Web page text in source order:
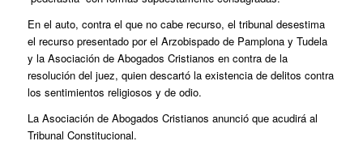
En el auto, contra el que no cabe recurso, el tribunal desestima
el recurso presentado por el Arzobispado de Pamplona y Tudela
y la Asociación de Abogados Cristianos en contra de la
resolución del juez, quien descartó la existencia de delitos contra
los sentimientos religiosos y de odio.
La Asociación de Abogados Cristianos anunció que acudirá al
Tribunal Constitucional.